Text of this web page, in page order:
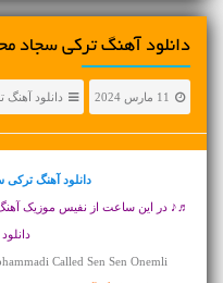
دانلود آهنگ ترکی سجاد
11 مارس 2024 دانلود آهنگ
دانلود آهنگ ترکی
♬♪ در این ساعت از نفیس موزیک
Called Sen Sen Onemli